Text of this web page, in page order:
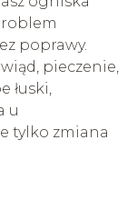
poprawy.
pieczenie,
łuski,
u
tylko zmiana